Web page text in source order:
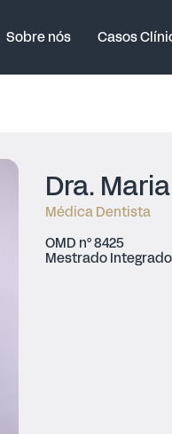
Sobre nós Casos
Dra.
Médica Dentista
OMD nº 8425
Mestrado